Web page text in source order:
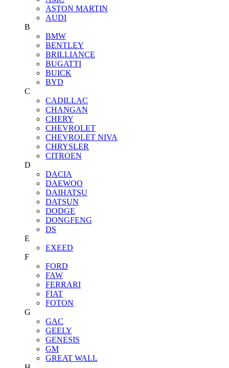
ASTON MARTIN
AUDI
B
BMW
BENTLEY
BRILLIANCE
BUGATTI
BUICK
BYD
C
CADILLAC
CHANGAN
CHERY
CHEVROLET
CHEVROLET NIVA
CHRYSLER
CITROEN
D
DACIA
DAEWOO
DAIHATSU
DATSUN
DODGE
DONGFENG
DS
E
EXEED
F
FORD
FAW
FERRARI
FIAT
FOTON
G
GAC
GEELY
GENESIS
GM
GREAT WALL